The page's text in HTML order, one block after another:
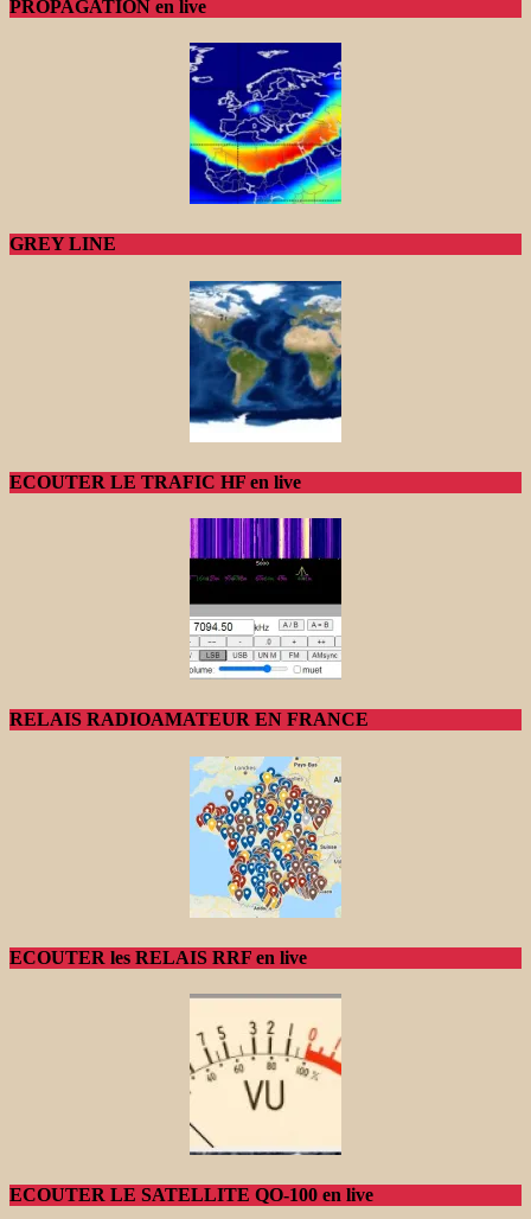
PROPAGATION en live
GREY LINE
ECOUTER LE TRAFIC HF en live
RELAIS RADIOAMATEUR EN FRANCE
ECOUTER les RELAIS RRF en live
ECOUTER LE SATELLITE QO-100 en live